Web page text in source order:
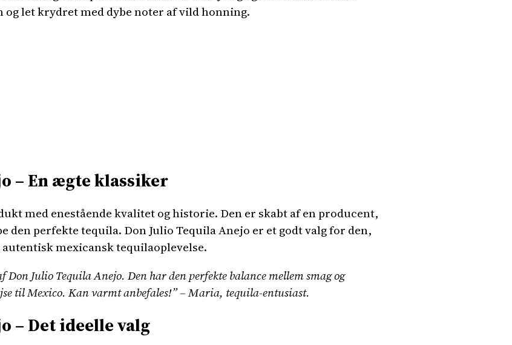
let krydret med dybe noter af vild honning.
– En ægte klassiker
med enestående kvalitet og historie. Den er skabt af en producent,
den perfekte tequila. Don Julio Tequila Anejo er et godt valg for den,
mexicansk tequilaoplevelse.
Don Julio Tequila Anejo. Den har den perfekte balance mellem smag og
til Mexico. Kan varmt anbefales!” – Maria, tequila-entusiast.
– Det ideelle valg